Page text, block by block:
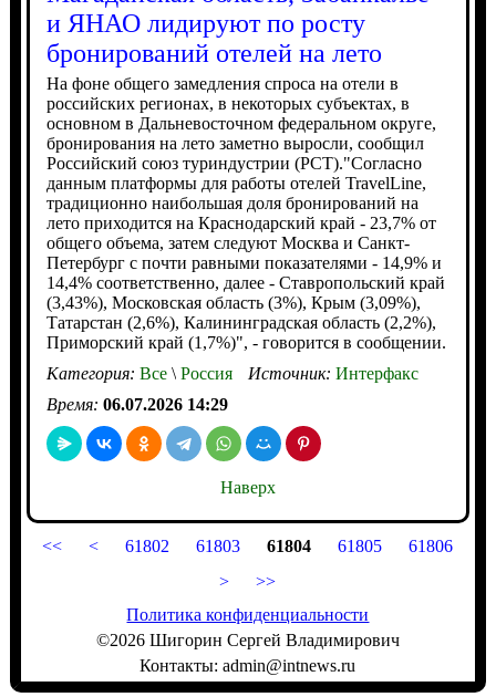
и ЯНАО лидируют по росту
бронирований отелей на лето
На фоне общего замедления спроса на отели в
российских регионах, в некоторых субъектах, в
основном в Дальневосточном федеральном округе,
бронирования на лето заметно выросли, сообщил
Российский союз туриндустрии (РСТ)."Согласно
данным платформы для работы отелей TravelLine,
традиционно наибольшая доля бронирований на
лето приходится на Краснодарский край - 23,7% от
общего объема, затем следуют Москва и Санкт-
Петербург с почти равными показателями - 14,9% и
14,4% соответственно, далее - Ставропольский край
(3,43%), Московская область (3%), Крым (3,09%),
Татарстан (2,6%), Калининградская область (2,2%),
Приморский край (1,7%)", - говорится в сообщении.
Категория: Все\Россия Источник: Интерфакс
Время: 06.07.2026 14:29
Наверх
<< < 61802 61803 61804 61805
61806
>
>>
Политика конфиденциальности
©2026 Шигорин Сергей Владимирович
Контакты: admin@intnews.ru